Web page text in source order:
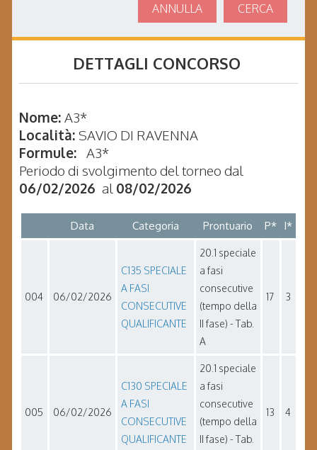
CERCA
ANNULLA
DETTAGLI CONCORSO
Nome: A3*
Località: SAVIO DI RAVENNA
Formule: A3*
Periodo di svolgimento del torneo dal
06/02/2026 al 08/02/2026
Data Categoria Prontuario P* I*
004 06/02/2026
C135 SPECIALE
A FASI
CONSECUTIVE
QUALIFICANTE
20.1 speciale
a fasi
consecutive
(tempo della
II fase) - Tab.
A
17 3
005 06/02/2026
C130 SPECIALE
A FASI
CONSECUTIVE
QUALIFICANTE
20.1 speciale
a fasi
consecutive
(tempo della
II fase) - Tab.
13 4